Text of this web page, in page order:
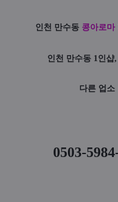
인천 만수동 콩아로마
인천 만수동 1인샵
다른 업소
0503-